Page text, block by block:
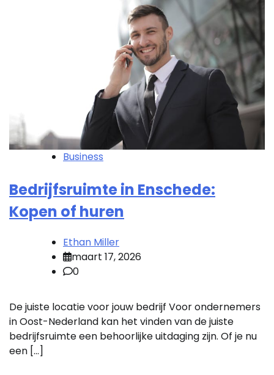
Business
Bedrijfsruimte in Enschede:
Kopen of huren
Ethan Miller
maart 17, 2026
0
De juiste locatie voor jouw bedrijf Voor ondernemers
in Oost-Nederland kan het vinden van de juiste
bedrijfsruimte een behoorlijke uitdaging zijn. Of je nu
een […]